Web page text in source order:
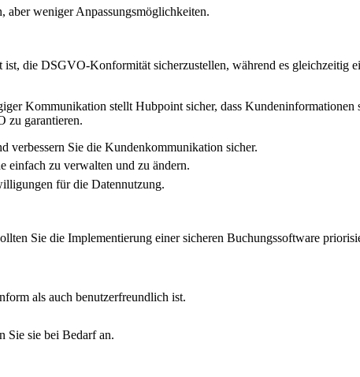
aber weniger Anpassungsmöglichkeiten.
ist, die DSGVO-Konformität sicherzustellen, während es
Kommunikation stellt Hubpoint sicher, dass
zu garantieren.
verbessern Sie die Kundenkommunikation sicher.
zu verwalten und zu ändern.
für die Datennutzung.
Sie die Implementierung einer sicheren Buchungssoftware
als auch benutzerfreundlich ist.
Sie sie bei Bedarf an.